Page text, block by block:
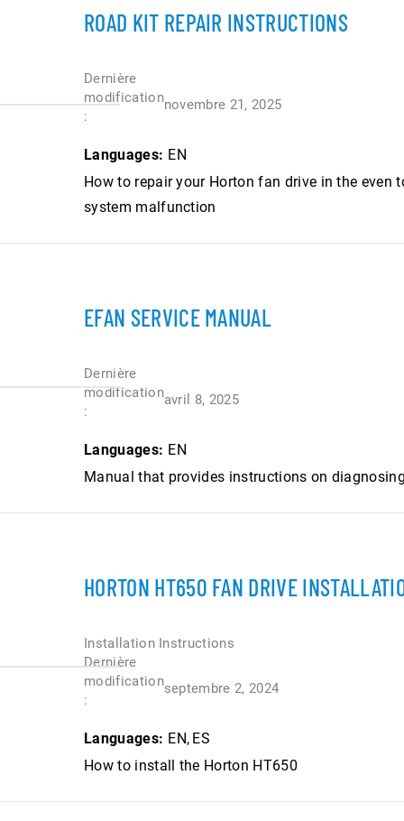
ROAD KIT REPAIR INSTRUCTIONS
Dernière
modification
:
novembre 21, 2025
Languages: EN
How to repair your Horton fan drive in the even
system malfunction
EFAN SERVICE MANUAL
Dernière
modification
:
avril 8, 2025
Languages: EN
Manual that provides instructions on
HORTON HT650 FAN DRIVE
Installation Instructions
Dernière
modification
:
septembre 2, 2024
Languages: EN ES
How to install the Horton HT650